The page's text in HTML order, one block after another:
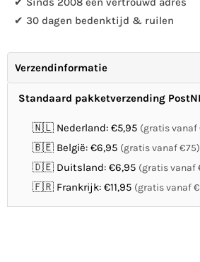
✔ 30 dagen bedenktijd & ruilen
Verzendinformatie
Standaard pakketverzending
🇳🇱 Nederland: €5,95 (gratis vanaf
🇧🇪 België: €6,95 (gratis vanaf €75)
🇩🇪 Duitsland: €6,95 (gratis vanaf
🇫🇷 Frankrijk: €11,95 (gratis vanaf